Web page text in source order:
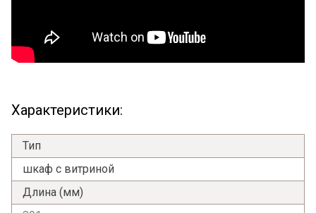
Характеристики:
Тип
шкаф с витриной
Длина (мм)